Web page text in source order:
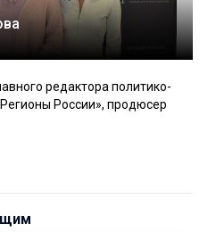
редактора политико-
России», продюсер